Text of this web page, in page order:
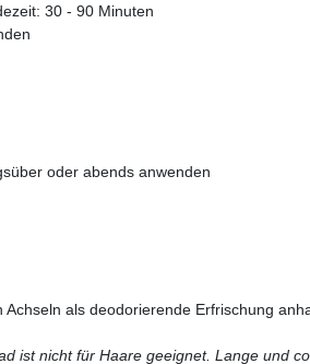
30 - 90 Minuten
oder abends anwenden
als deodorierende Erfrischung
ist nicht für Haare geeignet. Lange und